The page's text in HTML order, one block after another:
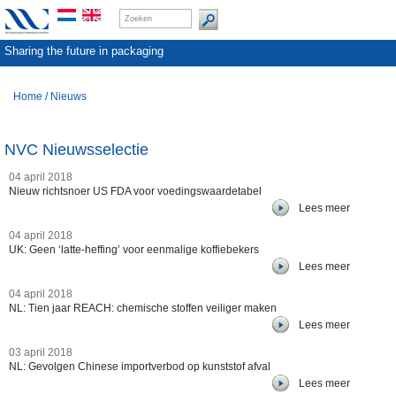
Sharing the future in packaging
Home / Nieuws
NVC Nieuwsselectie
04 april 2018
Nieuw richtsnoer US FDA voor voedingswaardetabel
Lees meer
04 april 2018
UK: Geen ‘latte-heffing’ voor eenmalige koffiebekers
Lees meer
04 april 2018
NL: Tien jaar REACH: chemische stoffen veiliger maken
Lees meer
03 april 2018
NL: Gevolgen Chinese importverbod op kunststof afval
Lees meer